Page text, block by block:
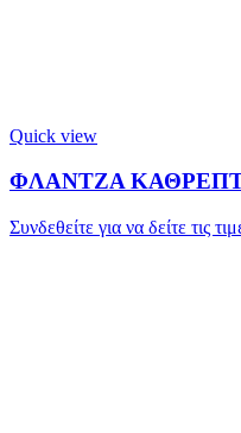
Quick view
ΦΛΑΝΤΖΑ
Συνδεθείτε για να δείτε τις